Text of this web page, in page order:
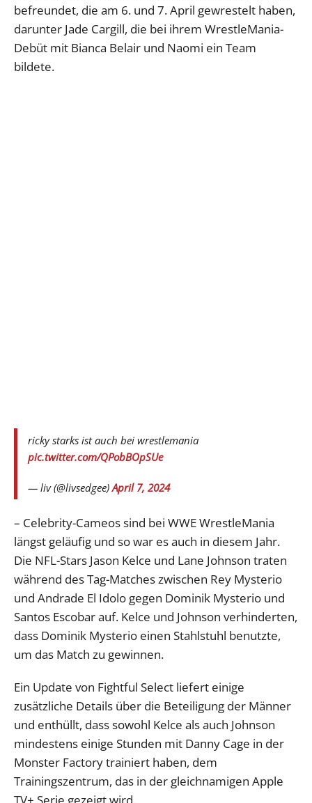
befreundet, die am 6. und 7. April gewrestelt haben,
darunter Jade Cargill, die bei ihrem WrestleMania-
Debüt mit Bianca Belair und Naomi ein Team
bildete.
ricky starks ist auch bei wrestlemania
pic.twitter.com/QPobBOpSUe
— liv (@livsedgee)April 7, 2024
– Celebrity-Cameos sind bei WWE WrestleMania
längst geläufig und so war es auch in diesem Jahr.
Die NFL-Stars Jason Kelce und Lane Johnson traten
während des Tag-Matches zwischen Rey Mysterio
und Andrade El Idolo gegen Dominik Mysterio und
Santos Escobar auf. Kelce und Johnson verhinderten,
dass Dominik Mysterio einen Stahlstuhl benutzte,
um das Match zu gewinnen.
Ein Update von Fightful Select liefert einige
zusätzliche Details über die Beteiligung der Männer
und enthüllt, dass sowohl Kelce als auch Johnson
mindestens einige Stunden mit Danny Cage in der
Monster Factory trainiert haben, dem
Trainingszentrum, das in der gleichnamigen Apple
TV+ Serie gezeigt wird.